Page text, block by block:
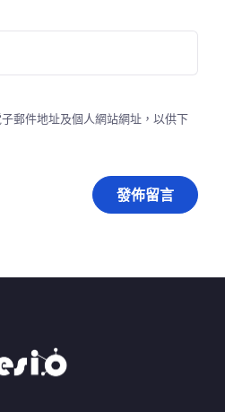
郵件地址及個人網站網址，以供下